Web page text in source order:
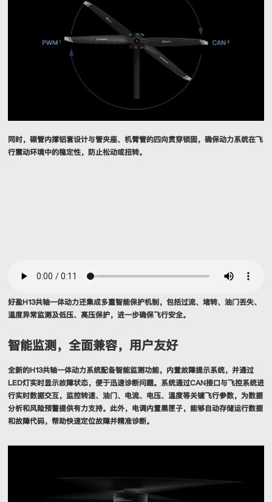
同时，碳管内撑铝套设计与管夹座、机臂管的四向贯穿锁固，确保动力系统在飞
行震动环境中的稳定性，防止松动或扭转。
好盈H13共轴一体动力还集成多重智能保护机制，包括过流、堵转、油门丢失、
温度异常监测及低压、高压保护，进一步确保飞行安全。
智能监测，全面兼容，用户友好
全新的H13共轴一体动力系统配备智能监测功能，内置故障提示系统，并通过
LED灯实时显示故障状态，便于迅速诊断问题。系统通过CAN接口与飞控系统进
行实时数据交互，监控转速、油门、电流、电压、温度等关键飞行参数，为数据
分析和风险预警提供有力支持。此外，电调内置黑匣子，能够自动存储运行数据
和故障代码，帮助快速定位故障并精准诊断。